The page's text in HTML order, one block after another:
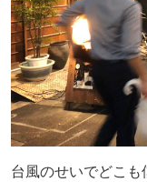
台風のせいでどこも